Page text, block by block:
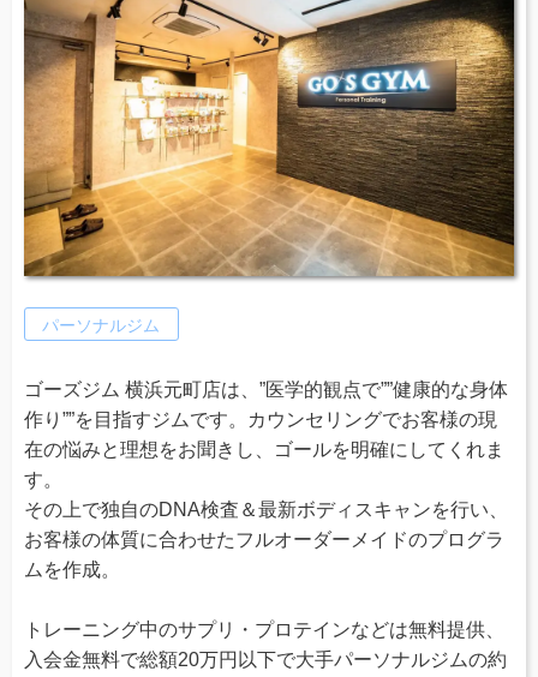
パーソナルジム
ゴーズジム 横浜元町店は、”医学的観点で””健康的な身体
作り””を目指すジムです。カウンセリングでお客様の現
在の悩みと理想をお聞きし、ゴールを明確にしてくれま
す。
その上で独自のDNA検査＆最新ボディスキャンを行い、
お客様の体質に合わせたフルオーダーメイドのプログラ
ムを作成。
トレーニング中のサプリ・プロテインなどは無料提供、
入会金無料で総額20万円以下で大手パーソナルジムの約